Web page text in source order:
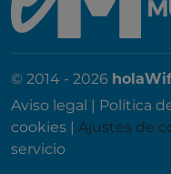
© 2014 - 2026
Aviso legal | Política
cookies | Ajustes de
servicio